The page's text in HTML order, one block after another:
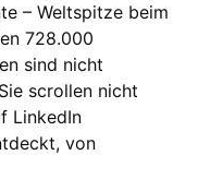
– Weltspitze beim
728.000
sind nicht
scrollen nicht
LinkedIn
von